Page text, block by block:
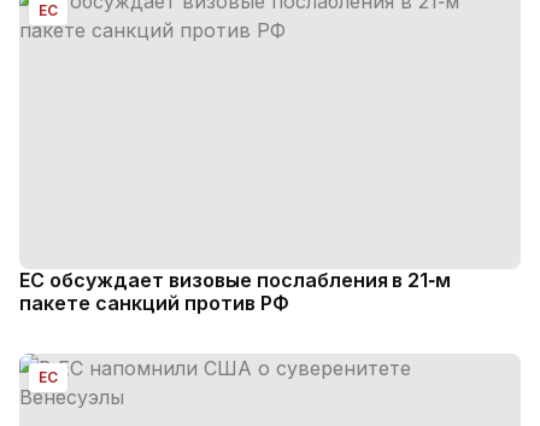
ЕС
ЕС обсуждает визовые послабления в 21‑м
пакете санкций против РФ
ЕС